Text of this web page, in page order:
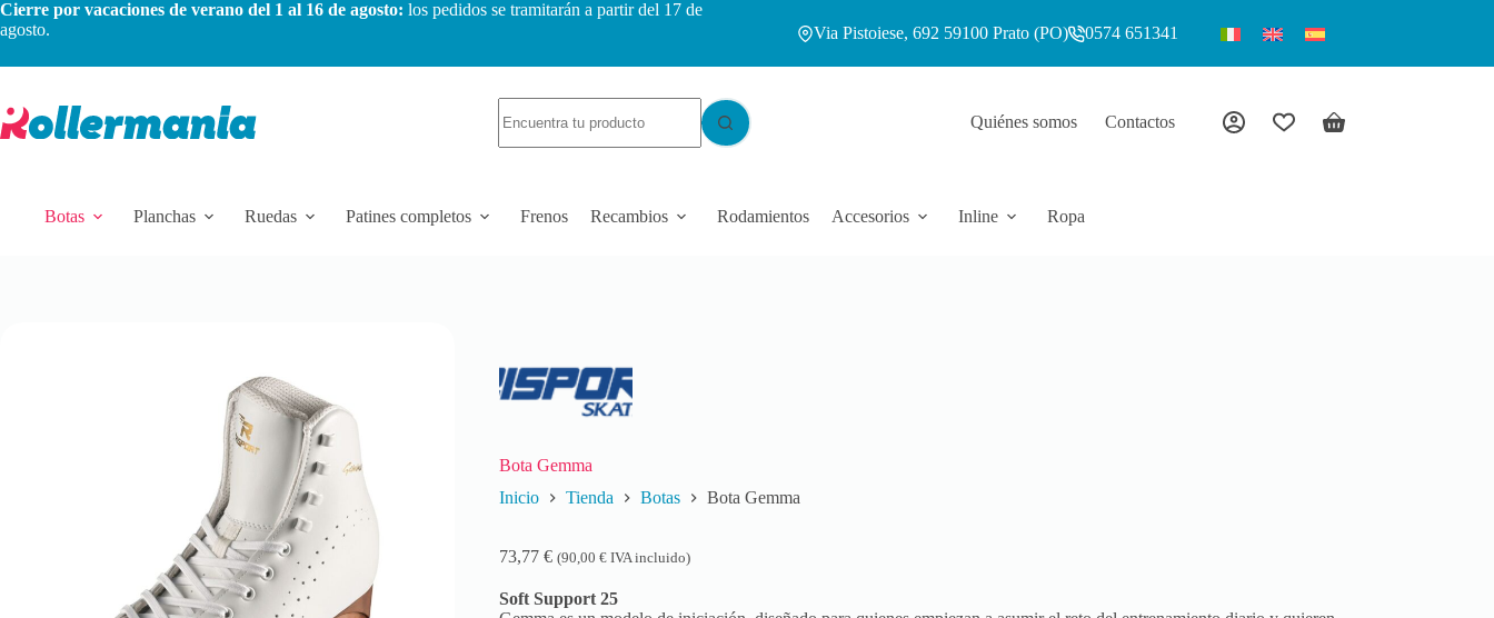
Cierre por vacaciones de verano del 1 al 16 de agosto: los pedidos se tramitarán a partir del 17 de
agosto.
Via Pistoiese, 692 59100 Prato (PO) 0574 651341
Quiénes somos Contactos
Botas Planchas Ruedas Patines completos Frenos Recambios Rodamientos Accesorios Inline Ropa
Bota Gemma
Inicio
Tienda Botas Bota Gemma
73,77€ (90,00€ IVA incluido)
Soft Support 25